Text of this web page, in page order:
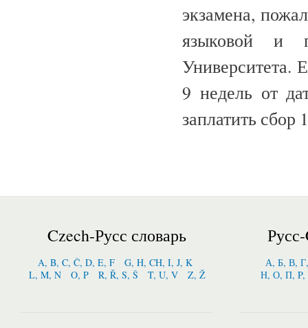
экзамена,
языковой и
Университета.
9 недель от
заплатить сбор
Czech-Русс словарь
A, B, C, Č, D, E, F
G, H, CH, I, J, K
L, M, N
O, P R, Ř, S, Š T, U, V Z, Ž
А, Б, В,
Н, О, П,